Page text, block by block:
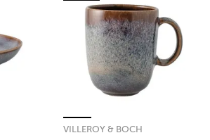
VILLEROY & BOCH